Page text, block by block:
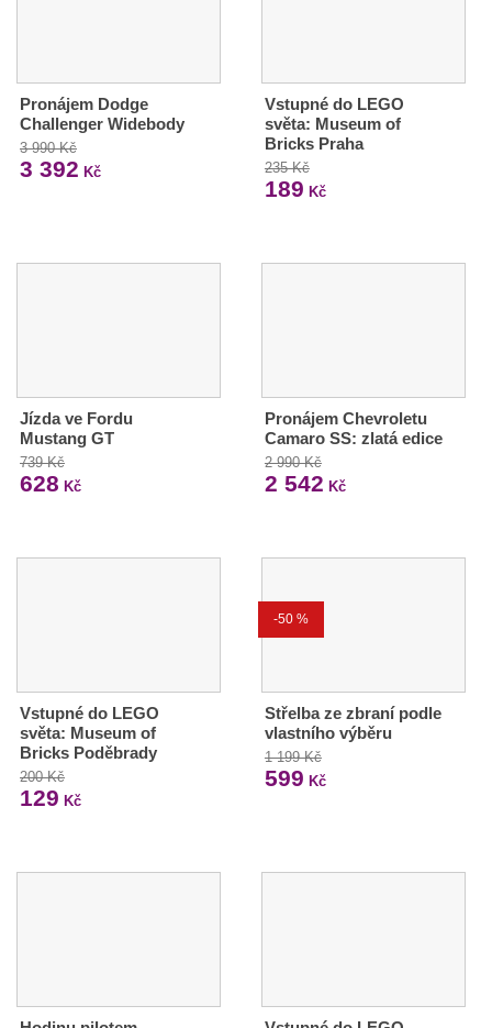
Pronájem Dodge
Challenger Widebody
3 990 Kč
3 392 Kč
Vstupné do LEGO
světa: Museum of
Bricks Praha
235 Kč
189 Kč
Jízda ve Fordu
Mustang GT
739 Kč
628 Kč
Pronájem Chevroletu
Camaro SS: zlatá edice
2 990 Kč
2 542 Kč
Vstupné do LEGO
světa: Museum of
Bricks Poděbrady
200 Kč
129 Kč
-50 %
Střelba ze zbraní podle
vlastního výběru
1 199 Kč
599 Kč